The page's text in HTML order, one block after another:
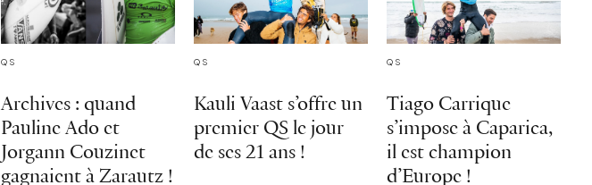
QS
Archives : quand
Pauline Ado et
Jorgann Couzinet
gagnaient à Zarautz !
QS
Kauli Vaast s’offre un
premier QS le jour
de ses 21 ans !
QS
Tiago Carrique
s’impose à Caparica,
il est champion
d’Europe !